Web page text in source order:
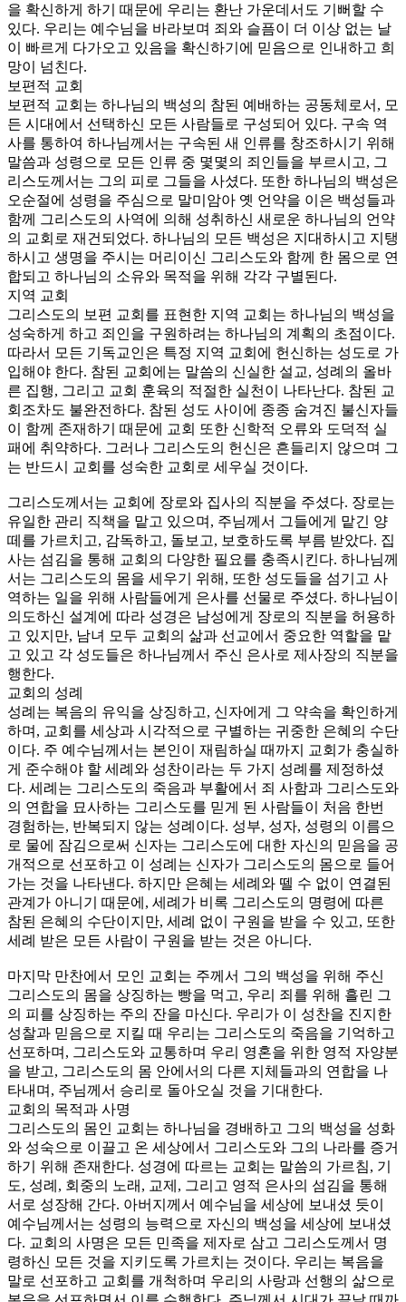
을 확신하게 하기 때문에 우리는 환난 가운데서도 기뻐할 수
있다. 우리는 예수님을 바라보며 죄와 슬픔이 더 이상 없는 날
이 빠르게 다가오고 있음을 확신하기에 믿음으로 인내하고 희
망이 넘친다.
보편적 교회
보편적 교회는 하나님의 백성의 참된 예배하는 공동체로서, 모
든 시대에서 선택하신 모든 사람들로 구성되어 있다. 구속 역
사를 통하여 하나님께서는 구속된 새 인류를 창조하시기 위해
말씀과 성령으로 모든 인류 중 몇몇의 죄인들을 부르시고, 그
리스도께서는 그의 피로 그들을 사셨다. 또한 하나님의 백성은
오순절에 성령을 주심으로 말미암아 옛 언약을 이은 백성들과
함께 그리스도의 사역에 의해 성취하신 새로운 하나님의 언약
의 교회로 재건되었다. 하나님의 모든 백성은 지대하시고 지탱
하시고 생명을 주시는 머리이신 그리스도와 함께 한 몸으로 연
합되고 하나님의 소유와 목적을 위해 각각 구별된다.
지역 교회
그리스도의 보편 교회를 표현한 지역 교회는 하나님의 백성을
성숙하게 하고 죄인을 구원하려는 하나님의 계획의 초점이다.
따라서 모든 기독교인은 특정 지역 교회에 헌신하는 성도로 가
입해야 한다. 참된 교회에는 말씀의 신실한 설교, 성례의 올바
른 집행, 그리고 교회 훈육의 적절한 실천이 나타난다. 참된 교
회조차도 불완전하다. 참된 성도 사이에 종종 숨겨진 불신자들
이 함께 존재하기 때문에 교회 또한 신학적 오류와 도덕적 실
패에 취약하다. 그러나 그리스도의 헌신은 흔들리지 않으며 그
는 반드시 교회를 성숙한 교회로 세우실 것이다.
그리스도께서는 교회에 장로와 집사의 직분을 주셨다. 장로는
유일한 관리 직책을 맡고 있으며, 주님께서 그들에게 맡긴 양
떼를 가르치고, 감독하고, 돌보고, 보호하도록 부름 받았다. 집
사는 섬김을 통해 교회의 다양한 필요를 충족시킨다. 하나님께
서는 그리스도의 몸을 세우기 위해, 또한 성도들을 섬기고 사
역하는 일을 위해 사람들에게 은사를 선물로 주셨다. 하나님이
의도하신 설계에 따라 성경은 남성에게 장로의 직분을 허용하
고 있지만, 남녀 모두 교회의 삶과 선교에서 중요한 역할을 맡
고 있고 각 성도들은 하나님께서 주신 은사로 제사장의 직분을
행한다.
교회의 성례
성례는 복음의 유익을 상징하고, 신자에게 그 약속을 확인하게
하며, 교회를 세상과 시각적으로 구별하는 귀중한 은혜의 수단
이다. 주 예수님께서는 본인이 재림하실 때까지 교회가 충실하
게 준수해야 할 세례와 성찬이라는 두 가지 성례를 제정하셨
다. 세례는 그리스도의 죽음과 부활에서 죄 사함과 그리스도와
의 연합을 묘사하는 그리스도를 믿게 된 사람들이 처음 한번
경험하는, 반복되지 않는 성례이다. 성부, 성자, 성령의 이름으
로 물에 잠김으로써 신자는 그리스도에 대한 자신의 믿음을 공
개적으로 선포하고 이 성례는 신자가 그리스도의 몸으로 들어
가는 것을 나타낸다. 하지만 은혜는 세례와 뗄 수 없이 연결된
관계가 아니기 때문에, 세례가 비록 그리스도의 명령에 따른
참된 은혜의 수단이지만, 세례 없이 구원을 받을 수 있고, 또한
세례 받은 모든 사람이 구원을 받는 것은 아니다.
마지막 만찬에서 모인 교회는 주께서 그의 백성을 위해 주신
그리스도의 몸을 상징하는 빵을 먹고, 우리 죄를 위해 흘린 그
의 피를 상징하는 주의 잔을 마신다. 우리가 이 성찬을 진지한
성찰과 믿음으로 지킬 때 우리는 그리스도의 죽음을 기억하고
선포하며, 그리스도와 교통하며 우리 영혼을 위한 영적 자양분
을 받고, 그리스도의 몸 안에서의 다른 지체들과의 연합을 나
타내며, 주님께서 승리로 돌아오실 것을 기대한다.
교회의 목적과 사명
그리스도의 몸인 교회는 하나님을 경배하고 그의 백성을 성화
와 성숙으로 이끌고 온 세상에서 그리스도와 그의 나라를 증거
하기 위해 존재한다. 성경에 따르는 교회는 말씀의 가르침, 기
도, 성례, 회중의 노래, 교제, 그리고 영적 은사의 섬김을 통해
서로 성장해 간다. 아버지께서 예수님을 세상에 보내셨 듯이
예수님께서는 성령의 능력으로 자신의 백성을 세상에 보내셨
다. 교회의 사명은 모든 민족을 제자로 삼고 그리스도께서 명
령하신 모든 것을 지키도록 가르치는 것이다. 우리는 복음을
말로 선포하고 교회를 개척하며 우리의 사랑과 선행의 삶으로